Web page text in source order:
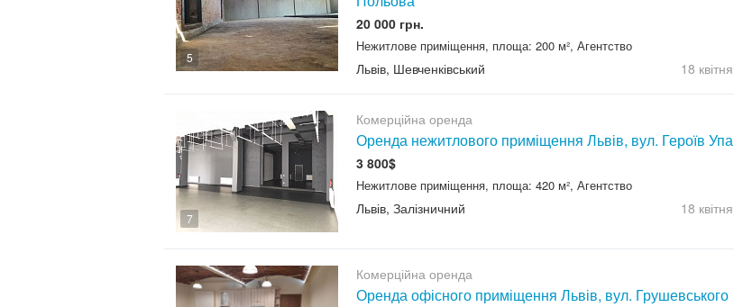
5
20 000 грн.
Нежитлове приміщення, площа: 200 м², Агентство
Львів, Шевченківський 18 квітня
7
Комерційна оренда
Оренда нежитлового приміщення Львів, вул. Героїв Упа
3 800$
Нежитлове приміщення, площа: 420 м², Агентство
Львів, Залізничний 18 квітня
Комерційна оренда
Оренда офісного приміщення Львів, вул. Грушевського